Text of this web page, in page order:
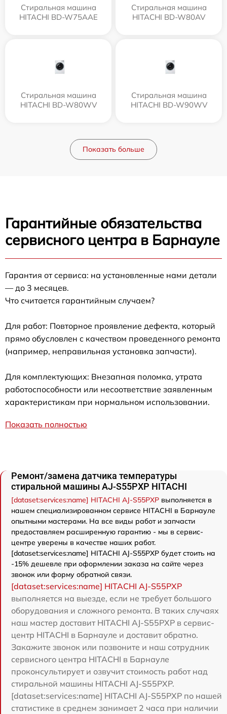
Стиральная машина
HITACHI BD-W75AAE
Стиральная машина
HITACHI BD-W80AV
Стиральная машина
HITACHI BD-W80WV
Стиральная машина
HITACHI BD-W90WV
Показать больше
Гарантийные обязательства
сервисного центра в Барнауле
Гарантия от сервиса: на установленные нами детали
— до 3 месяцев.
Что считается гарантийным случаем?
Для работ: Повторное проявление дефекта, который
прямо обусловлен с качеством проведенного ремонта
(например, неправильная установка запчасти).
Для комплектующих: Внезапная поломка, утрата
работоспособности или несоответствие заявленным
характеристикам при нормальном использовании.
Показать полностью
Ремонт/замена датчика температуры
стиральной машины AJ-S55PXP HITACHI
[dataset:services:name] HITACHI AJ-S55PXP выполняется в
нашем специализированном сервисе HITACHI в Барнауле
опытными мастерами. На все виды работ и запчасти
предоставляем расширенную гарантию - мы в сервис-
центре уверены в качестве наших работ.
[dataset:services:name] HITACHI AJ-S55PXP будет стоить на
-15% дешевле при оформлении заказа на сайте через
звонок или форму обратной связи.
[dataset:services:name] HITACHI AJ-S55PXP
выполняется на выезде, если не требует большого
оборудования и сложного ремонта. В таких случаях
наш мастер доставит HITACHI AJ-S55PXP в сервис-
центр HITACHI в Барнауле и доставит обратно.
Закажите звонок или позвоните и наш сотрудник
сервисного центра HITACHI в Барнауле
проконсультирует и озвучит стоимость работ над
стиральной машины HITACHI AJ-S55PXP.
[dataset:services:name] HITACHI AJ-S55PXP по нашей
статистике в среднем занимает 2 часа при наличии